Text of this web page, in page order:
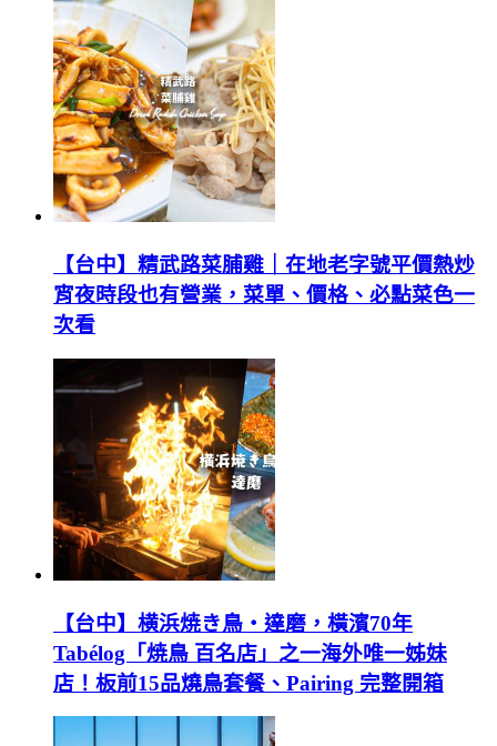
【台中】精武路菜脯雞｜在地老字號平價熱炒
宵夜時段也有營業，菜單、價格、必點菜色一
次看
【台中】横浜焼き鳥‧達磨，橫濱70年
Tabélog「焼鳥 百名店」之一海外唯一姊妹
店！板前15品燒鳥套餐、Pairing 完整開箱